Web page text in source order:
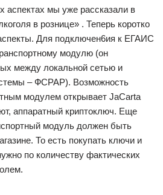
аспектах мы уже рассказали в
в рознице» . Теперь коротко
Для подключен6ия к ЕГАИС
модулю (он
между локальной сетью и
– ФСРАР). Возможность
модулем открывает JaCarta
аппаратный криптоключ. Еще
модуль должен быть
То есть покупать ключи и
по количеству фактических